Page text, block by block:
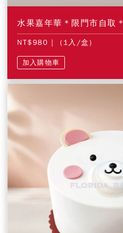
水果嘉年華＊限門市自取＊
NT$980 | (1入/盒)
加入購物車